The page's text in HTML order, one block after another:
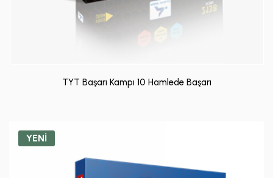
TYT Başarı Kampı 10 Hamlede Başarı
YENİ